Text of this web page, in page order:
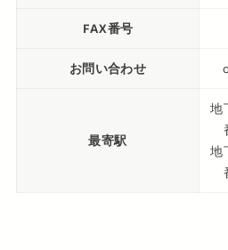
FAX番号
お問い合わせ
最寄駅
地
地